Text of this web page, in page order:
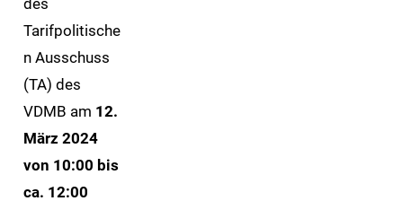
Tarifpolitische
n Ausschuss
(TA) des
VDMB am 12.
März 2024
von 10:00 bis
ca. 12:00